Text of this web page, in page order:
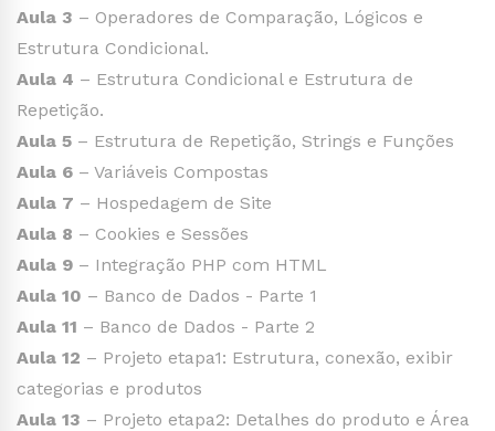
Aula 3 – Operadores de Comparação, Lógicos e
Estrutura Condicional.
Aula 4 – Estrutura Condicional e Estrutura de
Repetição.
Aula 5 – Estrutura de Repetição, Strings e Funções
Aula 6 – Variáveis Compostas
Aula 7 – Hospedagem de Site
Aula 8 – Cookies e Sessões
Aula 9 – Integração PHP com HTML
Aula 10 – Banco de Dados - Parte 1
Aula 11 – Banco de Dados - Parte 2
Aula 12 – Projeto etapa1: Estrutura, conexão, exibir
categorias e produtos
Aula 13 – Projeto etapa2: Detalhes do produto e Área